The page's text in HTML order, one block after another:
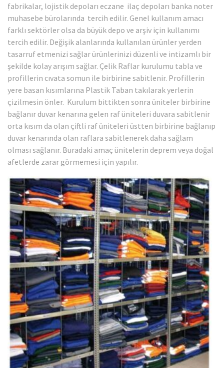
fabrikalar, lojistik depoları eczane ilaç depoları banka noter
muhasebe bürolarında tercih edilir. Genel kullanım amacı
farklı sektörler olsa da büyük depo ve arşiv için kullanımı
tercih edilir. Değişik alanlarında kullanılan ürünler yerden
tasarruf etmenizi sağlar ürünlerinizi düzenli ve intizamlı bir
şekilde kolay arışım sağlar. Çelik Raflar kurulumu tabla ve
profillerin cıvata somun ile birbirine sabitlenir. Profillerin
yere basan kısımlarına Plastik Taban takılarak yerlerin
çizilmesin önler. Kurulum bittikten sonra üniteler birbirine
bağlanır duvar kenarına gelen raf üniteleri duvara sabitlenir
orta kısım da olan çiftli raf üniteleri üstten birbirine bağlanıp
duvar kenarında olan raflara sabitlenerek daha sağlam
olması sağlanır. Buradaki amaç ünitelerin deprem veya doğal
afetlerde zarar görmemesi için yapılır.